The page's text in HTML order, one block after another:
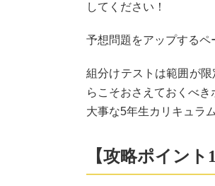
してください！
予想問題をアップするペ
組分けテストは範囲が
らこそおさえておくべ
大事な5年生カリキュラ
【攻略ポイン